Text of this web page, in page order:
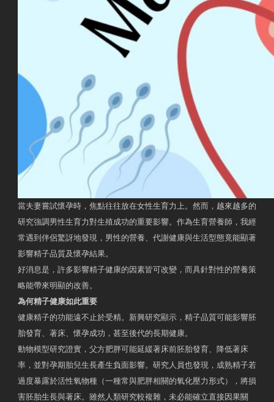
當夫妻嘗試懷孕時，焦點往往放在女性生育力上。然而，越來越多的
研究強調男性生育力對生殖成功的重要影響。作為生育營養師，我經
常遇到伴侶驚訝地發現，男性的營養、代謝健康與生活型態竟能顯著
影響精子品質及懷孕結果。
好消息是，許多影響精子健康的因素皆可改變，而具針對性的營養策
略能帶來明顯的改善。
為何精子健康如此重要
健康精子的功能遠不止於受精。新興研究顯示，精子品質可能影響胚
胎發育、著床、懷孕成功，甚至後代的長期健康。
動物模型研究證實，父方肥胖可能延緩著床前胚胎發育、降低著床
率，並對孕期胎兒生長產生負面影響。研究人員也發現，成熟精子若
過度暴露於活性氧物種（一種常與肥胖相關的氧化壓力形式），將損
害胚胎生長與著床。雖然人類研究較複雜，未必能確立直接因果關